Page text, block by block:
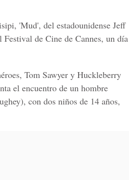
'Mud', del estadounidense Jeff
de Cine de Cannes, un día
Tom Sawyer y Huckleberry
el encuentro de un hombre
con dos niños de 14 años,